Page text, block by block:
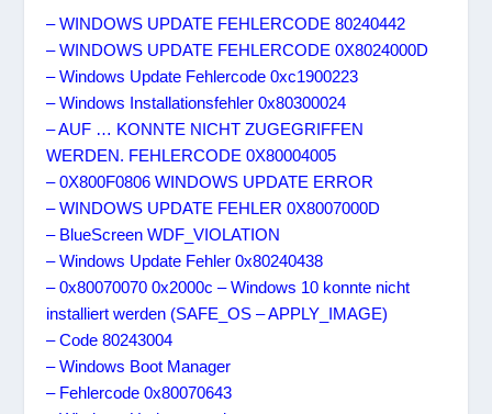
– WINDOWS UPDATE FEHLERCODE 80240442
– WINDOWS UPDATE FEHLERCODE 0X8024000D
– Windows Update Fehlercode 0xc1900223
– Windows Installationsfehler 0x80300024
– AUF … KONNTE NICHT ZUGEGRIFFEN
WERDEN. FEHLERCODE 0X80004005
– 0X800F0806 WINDOWS UPDATE ERROR
– WINDOWS UPDATE FEHLER 0X8007000D
– BlueScreen WDF_VIOLATION
– Windows Update Fehler 0x80240438
– 0x80070070 0x2000c – Windows 10 konnte nicht
installiert werden (SAFE_OS – APPLY_IMAGE)
– Code 80243004
– Windows Boot Manager
– Fehlercode 0x80070643